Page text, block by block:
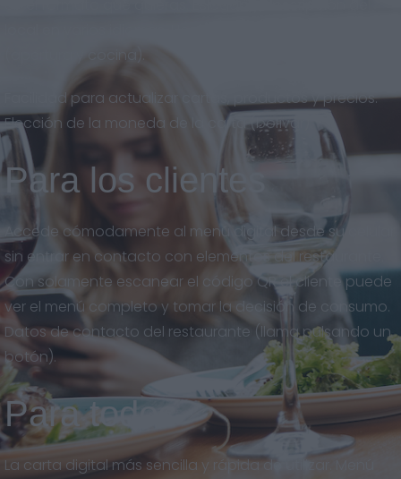
(apertura y cocina).
Facilidad para actualizar cartas, productos y precios.
Elección de la moneda de la carta (bolívar).
Para los clientes
Accede cómodamente al menú digital desde su celular
sin entrar en contacto con elementos del restaurante.
Con solamente escanear el código QR el cliente puede
ver el menú completo y tomar la decisión de consumo.
Datos de contacto del restaurante (llama pulsando un
botón).
Para todos
La carta digital más sencilla y rápida de utilizar. Menú